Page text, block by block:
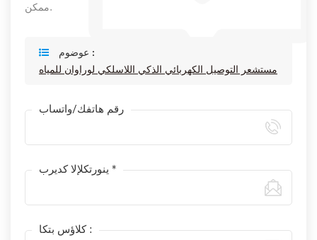
ممكن.
عوضوم :
مستشعر التوصيل الكهربائي الذكي اللاسلكي لوراوان للمياه
رقم هاتفك/واتساب
ينورتكلإلا كديرب *
كلاؤس بتكا :